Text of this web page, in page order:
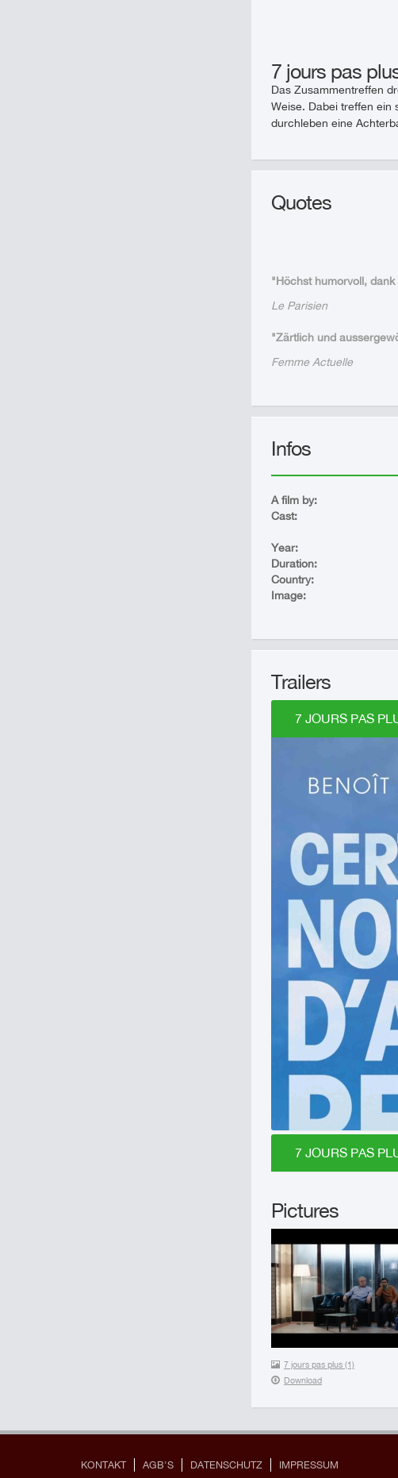
7 jours pas
Das Zusammentreffen
Weise. Dabei treffen ein
durchleben eine
Quotes
"Höchst humorvoll,
Le Parisien
"Zärtlich und
Femme Actuelle
Infos
A film by:
Cast:
Year:
Duration:
Country:
Image:
Trailers
7 JOURS PAS
7 JOURS PAS
Pictures
7 jours pas plus (1)
Download
KONTAKT AGB'S DATENSCHUTZ IMPRESSUM